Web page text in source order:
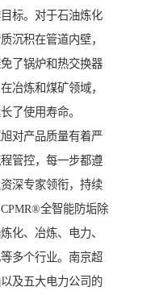
标。对于石油炼化
沉积在管道内壁，
了锅炉和热交换器
冶炼和煤矿领域，
了使用寿命。
对产品质量有着严
管控，每一步都遵
深专家领衔，持续
全智能防垢除
化、冶炼、电力、
多个行业。南京超
及五大电力公司的